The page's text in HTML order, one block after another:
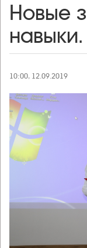
Новые
навыки.
10:00, 12.09.2019